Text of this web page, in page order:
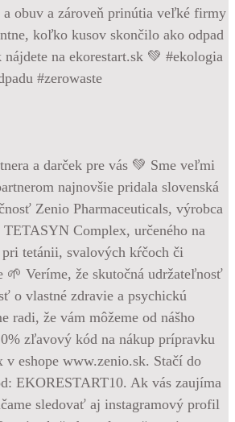
a obuv a zároveň prinútia veľké firmy
koľko kusov skončilo ako odpad
na ekorestart.sk 💚 #ekologia
#zerowaste